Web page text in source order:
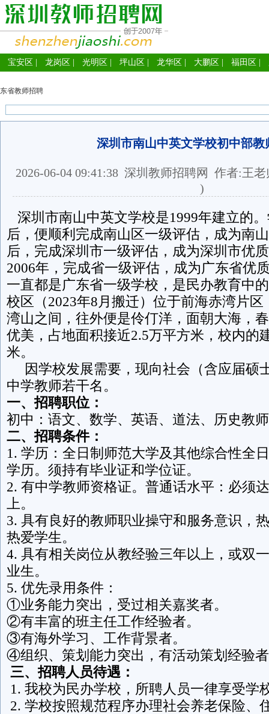
宝安区 龙岗区 光明区 坪山区 龙华区 大鹏区 福田区
东省教师招聘
深圳市南山中英文学校初中部教
2026-06-04 09:41:38 深圳教师招聘网 作者:王
)
深圳市南山中英文学校是1999年建立的
后，便顺利完成南山区一级评估，成为南
后，完成深圳市一级评估，成为深圳市优
2006年，完成省一级评估，成为广东省优
一直都是广东省一级学校，是民办教育中
校区（2023年8月搬迁）位于前海赤湾片
湾山之间，往外便是伶仃洋，面朝大海，
优美，占地面积接近2.5万平方米，校内的
米。
因学校发展需要，现向社会（含应届硕
中学教师若干名。
一、招聘职位：
初中：语文、数学、英语、道法、历史教
二、招聘条件：
1. 学历：全日制师范大学及其他综合性全
学历。须持有毕业证和学位证。
2. 有中学教师资格证。普通话水平：必须
上。
3. 具有良好的教师职业操守和服务意识，
热爱学生。
4. 具有相关岗位从教经验三年以上，或双
业生。
5. 优先录用条件：
①业务能力突出，受过相关嘉奖者。
②有丰富的班主任工作经验者。
③有海外学习、工作背景者。
④组织、策划能力突出 ， 有活动策划经验
三、招聘人员待遇：
1. 我校为民办学校，所聘人员一律享受学
2. 学校按照规范程序办理社会养老保险、